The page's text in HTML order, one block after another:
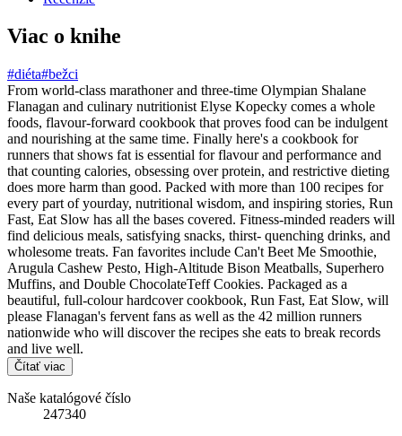
Viac o knihe
#diéta#bežci
From world-class marathoner and three-time Olympian Shalane
Flanagan and culinary nutritionist Elyse Kopecky comes a whole
foods, flavour-forward cookbook that proves food can be indulgent
and nourishing at the same time. Finally here's a cookbook for
runners that shows fat is essential for flavour and performance and
that counting calories, obsessing over protein, and restrictive dieting
does more harm than good. Packed with more than 100 recipes for
every part of yourday, nutritional wisdom, and inspiring stories, Run
Fast, Eat Slow has all the bases covered. Fitness-minded readers will
find delicious meals, satisfying snacks, thirst- quenching drinks, and
wholesome treats. Fan favorites include Can't Beet Me Smoothie,
Arugula Cashew Pesto, High-Altitude Bison Meatballs, Superhero
Muffins, and Double ChocolateTeff Cookies. Packaged as a
beautiful, full-colour hardcover cookbook, Run Fast, Eat Slow, will
please Flanagan's fervent fans as well as the 42 million runners
nationwide who will discover the recipes she eats to break records
and live well.
Čítať viac
Naše katalógové číslo
247340